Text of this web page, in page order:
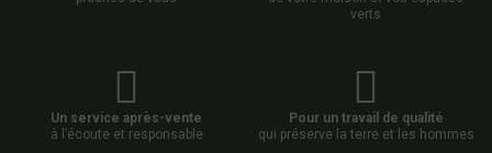
verts
Un service après-vente
à l’écoute et responsable
Pour un travail de qualité
qui préserve la terre et les hommes